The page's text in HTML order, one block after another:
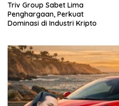
Triv Group Sabet Lima
Penghargaan, Perkuat
Dominasi di Industri Kripto